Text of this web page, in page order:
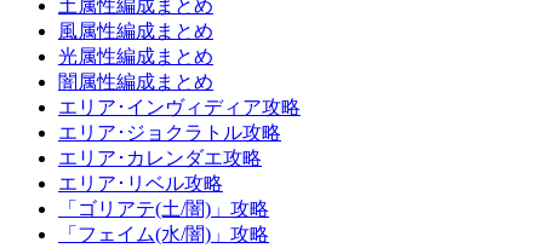
土属性編成まとめ
風属性編成まとめ
光属性編成まとめ
闇属性編成まとめ
エリア･インヴィディア攻略
エリア･ジョクラトル攻略
エリア･カレンダエ攻略
エリア･リベル攻略
「ゴリアテ(土/闇)」攻略
「フェイム(水/闇)」攻略